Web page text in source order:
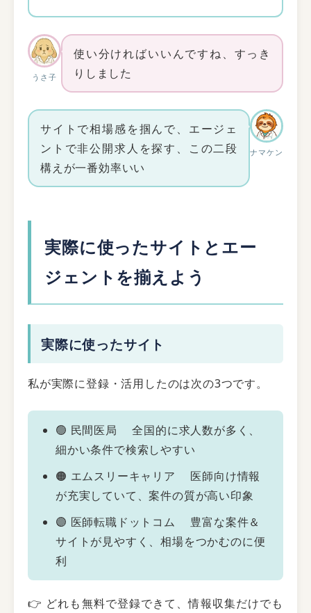
うさ子
使い分ければいいんですね、すっき
りしました
ナマケン
サイトで相場感を掴んで、エージェ
ントで非公開求人を探す、この二段
構えが一番効率いい
実際に使ったサイトとエー
ジェントを揃えよう
実際に使ったサイト
私が実際に登録・活用したのは次の3つです。
🟢 民間医局 全国的に求人数が多く、
細かい条件で検索しやすい
🟠 エムスリーキャリア 医師向け情報
が充実していて、案件の質が高い印象
🟣 医師転職ドットコム 豊富な案件＆
サイトが見やすく、相場をつかむのに便
利
👉 どれも無料で登録できて、情報収集だけでも